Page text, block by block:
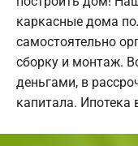
каркасные дома
самостоятельно
сборку и монтаж.
деньгами, в
капитала.